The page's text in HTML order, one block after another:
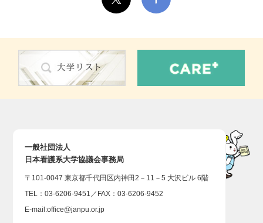
一般社団法人
日本看護系大学協議会事務局
〒101-0047 東京都千代田区内神田2－11－5 大沢ビル 6階
TEL：03-6206-9451／FAX：03-6206-9452
E-mail:office@janpu.or.jp